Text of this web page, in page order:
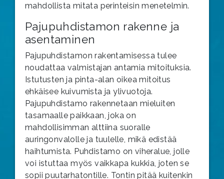
mahdollista mitata perinteisin menetelmin.
Pajupuhdistamon rakenne ja
asentaminen
Pajupuhdistamon rakentamisessa tulee
noudattaa valmistajan antamia mitoituksia.
Istutusten ja pinta-alan oikea mitoitus
ehkäisee kuivumista ja ylivuotoja.
Pajupuhdistamo rakennetaan mieluiten
tasamaalle paikkaan, joka on
mahdollisimman alttiina suoralle
auringonvalolle ja tuulelle, mikä edistää
haihtumista. Puhdistamo on viheralue, jolle
voi istuttaa myös vaikkapa kukkia, joten se
sopii puutarhatontille. Tontin pitää kuitenkin